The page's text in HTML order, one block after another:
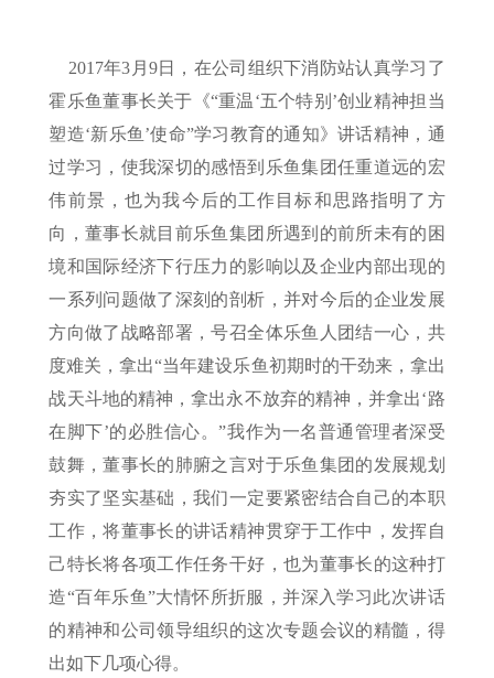
2017年3月9日，在公司组织下消防站认真学习了
霍乐鱼董事长关于《“重温‘五个特别’创业精神担当
塑造‘新乐鱼’使命”学习教育的通知》讲话精神，通
过学习，使我深切的感悟到乐鱼集团任重道远的宏
伟前景，也为我今后的工作目标和思路指明了方
向，董事长就目前乐鱼集团所遇到的前所未有的困
境和国际经济下行压力的影响以及企业内部出现的
一系列问题做了深刻的剖析，并对今后的企业发展
方向做了战略部署，号召全体乐鱼人团结一心，共
度难关，拿出“当年建设乐鱼初期时的干劲来，拿出
战天斗地的精神，拿出永不放弃的精神，并拿出‘路
在脚下’的必胜信心。”我作为一名普通管理者深受
鼓舞，董事长的肺腑之言对于乐鱼集团的发展规划
夯实了坚实基础，我们一定要紧密结合自己的本职
工作，将董事长的讲话精神贯穿于工作中，发挥自
己特长将各项工作任务干好，也为董事长的这种打
造“百年乐鱼”大情怀所折服，并深入学习此次讲话
的精神和公司领导组织的这次专题会议的精髓，得
出如下几项心得。